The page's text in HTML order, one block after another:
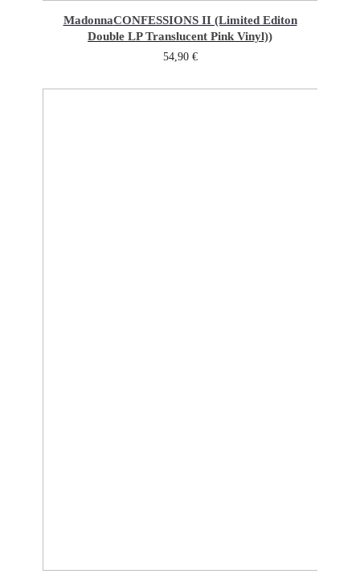
MadonnaCONFESSIONS II (Limited Editon
Double LP Translucent Pink Vinyl))
54,90 €